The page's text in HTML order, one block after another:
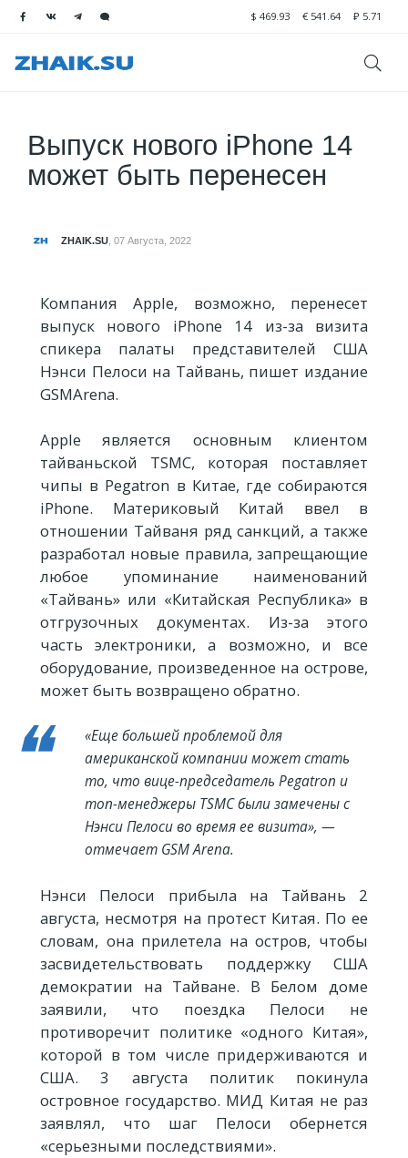
$ 469.93 € 541.64 ₽ 5.71
Выпуск нового iPhone 14
может быть перенесен
ZHAIK.SU 07 Августа, 2022
Компания Apple, возможно, перенесет
выпуск нового iPhone 14 из-за визита
спикера палаты представителей США
Нэнси Пелоси на Тайвань, пишет издание
GSMArena.
Apple является основным клиентом
тайваньской TSMC, которая поставляет
чипы в Pegatron в Китае, где собираются
iPhone. Материковый Китай ввел в
отношении Тайваня ряд санкций, а также
разработал новые правила, запрещающие
любое упоминание наименований
«Тайвань» или «Китайская Республика» в
отгрузочных документах. Из-за этого
часть электроники, а возможно, и все
оборудование, произведенное на острове,
может быть возвращено обратно.
«Еще большей проблемой для
американской компании может стать
то, что вице-председатель Pegatron и
топ-менеджеры TSMC были замечены с
Нэнси Пелоси во время ее визита», —
отмечает GSM Arena.
Нэнси Пелоси прибыла на Тайвань 2
августа, несмотря на протест Китая. По ее
словам, она прилетела на остров, чтобы
засвидетельствовать поддержку США
демократии на Тайване. В Белом доме
заявили, что поездка Пелоси не
противоречит политике «одного Китая»,
которой в том числе придерживаются и
США. 3 августа политик покинула
островное государство. МИД Китая не раз
заявлял, что шаг Пелоси обернется
«серьезными последствиями».